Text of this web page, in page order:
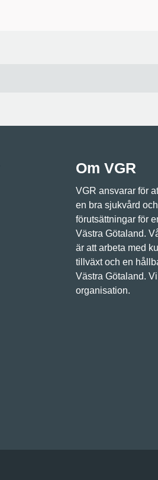
Om VGR
VGR ansvarar för
en bra sjukvård
förutsättningar för
Västra Götaland.
är att arbeta med
tillväxt och en
Västra Götaland.
organisation.